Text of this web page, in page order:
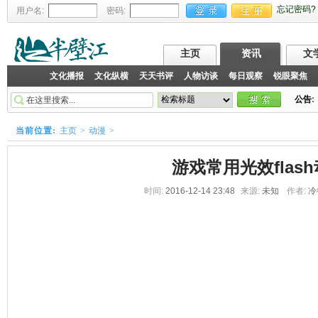
用户名: 密码: 忘记密码?
主页 资讯 文
文化播报 文化纵横 天天书评 人物访谈 每日观察 锐眼聚焦
公告:
当前位置: 主页 > 动漫 >
游戏常用光效flash
时间: 2016-12-14 23:48 来源: 未知 作者: